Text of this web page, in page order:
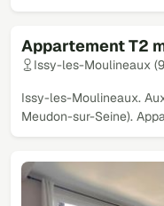
Appartement T2
Issy-les-Moulineaux
Issy-les-Moulineaux.
Meudon-sur-Seine).